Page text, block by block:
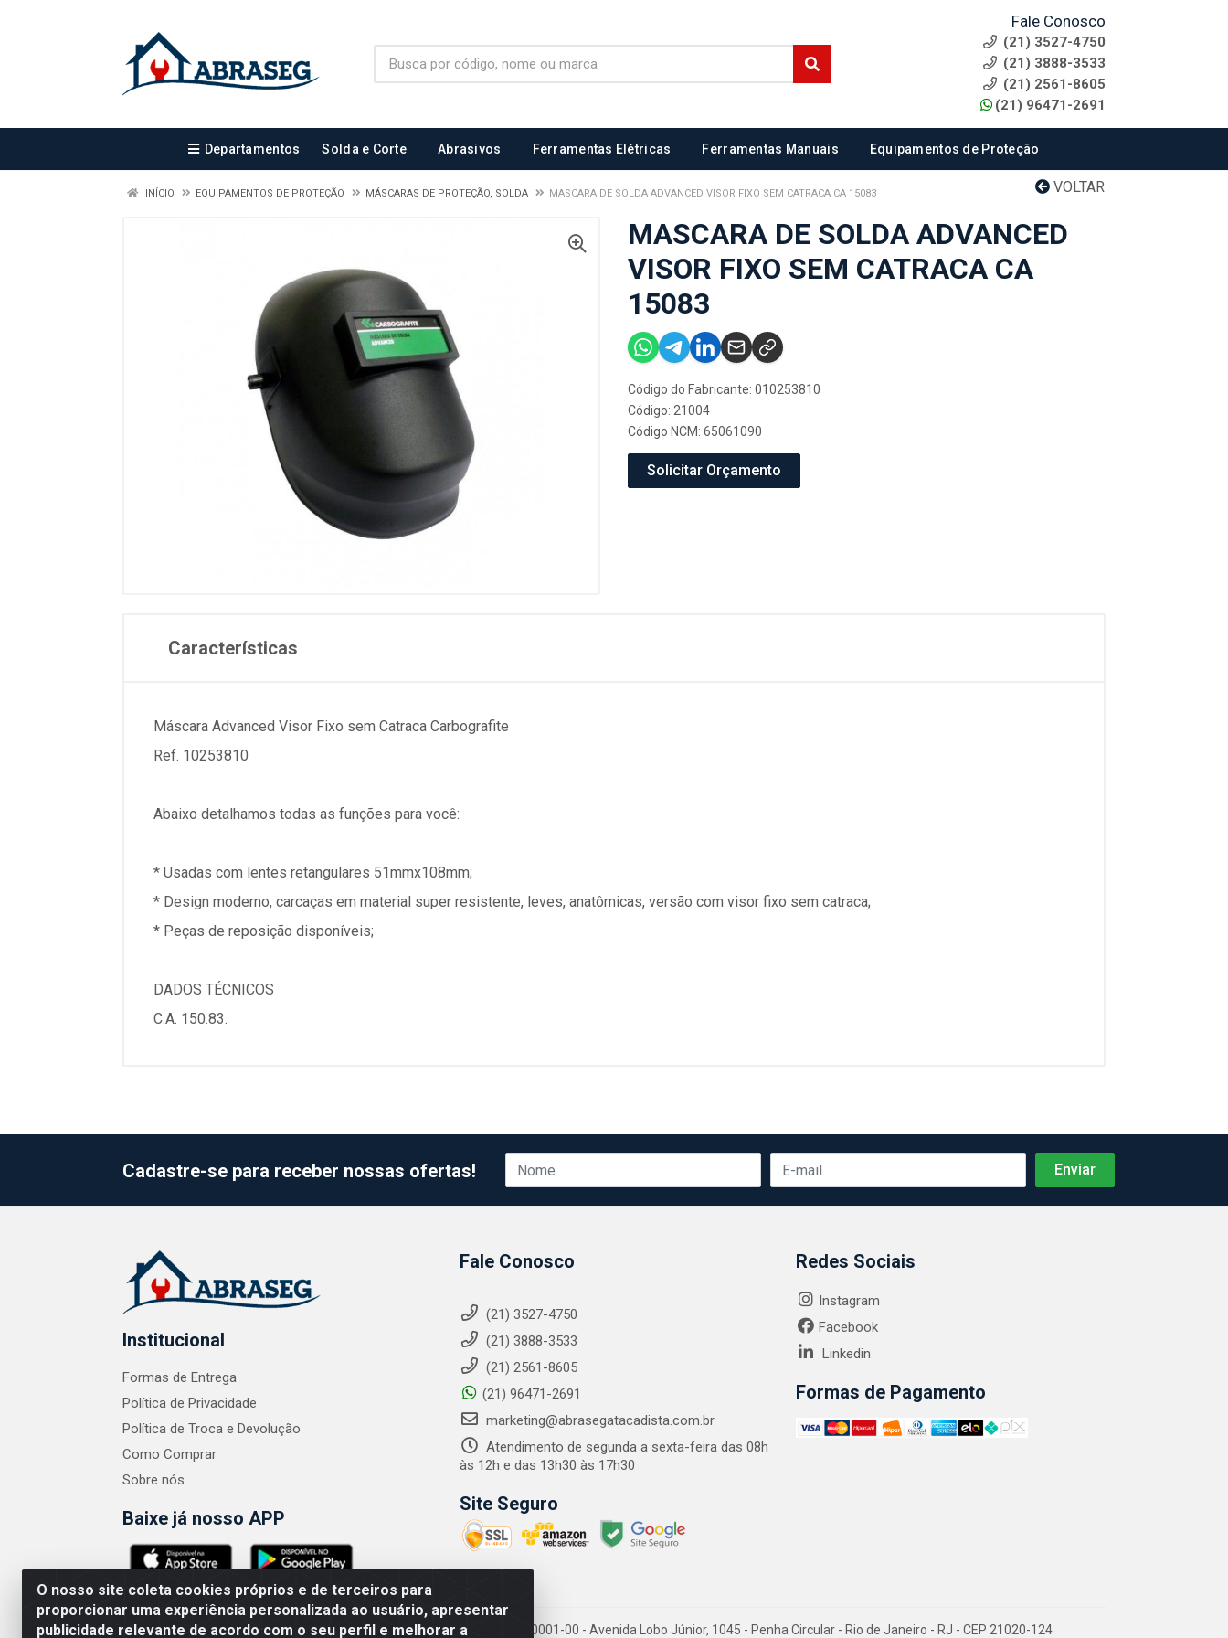
Fale Conosco
(21) 3527-4750
(21) 3888-3533
(21) 2561-8605
(21) 96471-2691
Departamentos Solda e Corte Abrasivos Ferramentas Elétricas Ferramentas Manuais Equipamentos de Proteção
VOLTAR
INÍCIO EQUIPAMENTOS DE PROTEÇÃO MÁSCARAS DE PROTEÇÃO, SOLDA MASCARA DE SOLDA ADVANCED VISOR FIXO SEM CATRACA CA 15083
MASCARA DE SOLDA ADVANCED
VISOR FIXO SEM CATRACA CA
15083
Código do Fabricante: 010253810
Código: 21004
Código NCM: 65061090
Solicitar Orçamento
Características
Máscara Advanced Visor Fixo sem Catraca Carbografite
Ref. 10253810
Abaixo detalhamos todas as funções para você:
* Usadas com lentes retangulares 51mmx108mm;
* Design moderno, carcaças em material super resistente, leves, anatômicas, versão com visor fixo sem catraca;
* Peças de reposição disponíveis;
DADOS TÉCNICOS
C.A. 150.83.
O nosso site coleta cookies próprios e de terceiros para
proporcionar uma experiência personalizada ao usuário, apresentar
publicidade relevante de acordo com o seu perfil e melhorar a
Cadastre-se para receber nossas ofertas!
Institucional
Formas de Entrega
Política de Privacidade
Política de Troca e Devolução
Como Comprar
Sobre nós
Baixe já nosso APP
Fale Conosco
(21) 3527-4750
(21) 3888-3533
(21) 2561-8605
(21) 96471-2691
marketing@abrasegatacadista.com.br
Atendimento de segunda a sexta-feira das 08h
às 12h e das 13h30 às 17h30
Site Seguro
Redes Sociais
Instagram
Facebook
Linkedin
Formas de Pagamento
ABRASEG COMÉRCIO ATACADISTA LTDA - CNPJ: 10.894.768/0001-00 - Avenida Lobo Júnior, 1045 - Penha Circular - Rio de Janeiro - RJ - CEP 21020-124